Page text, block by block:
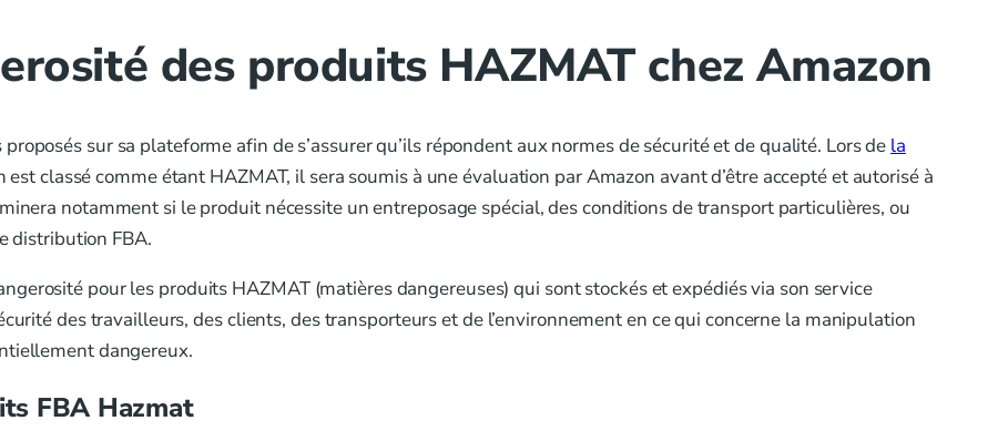
des produits HAZMAT chez Amazon
sur sa plateforme afin de s’assurer qu’ils répondent aux normes de sécurité et de qualité. Lors de la
classé comme étant HAZMAT, il sera soumis à une évaluation par Amazon avant d’être accepté et autorisé à
notamment si le produit nécessite un entreposage spécial, des conditions de transport particulières, ou
distribution FBA.
pour les produits HAZMAT (matières dangereuses) qui sont stockés et expédiés via son service
des travailleurs, des clients, des transporteurs et de l’environnement en ce qui concerne la manipulation
dangereux.
FBA Hazmat